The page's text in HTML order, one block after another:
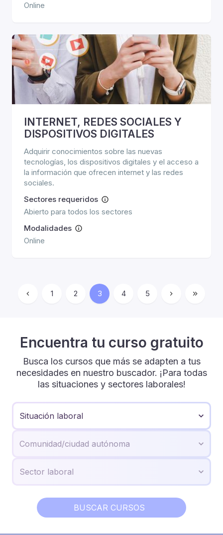
Online
INTERNET, REDES SOCIALES Y
DISPOSITIVOS DIGITALES
Adquirir conocimientos sobre las nuevas
tecnologías, los dispositivos digitales y el acceso a
la información que ofrecen internet y las redes
sociales.
Sectores requeridos
Abierto para todos los sectores
Modalidades
Online
1 2 3 4 5
Encuentra tu curso gratuito
Busca los cursos que más se adapten a tus
necesidades en nuestro buscador. ¡Para todas
las situaciones y sectores laborales!
BUSCAR CURSOS